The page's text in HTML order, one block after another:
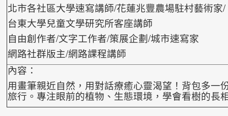
北市各社區大學速寫講師/花蓮兆豐農場駐村藝術家/
台東大學兒童文學研究所客座講師
自由創作者/文字工作者/策展企劃/城市速寫家
網路社群版主/網路課程講師
內容：
用畫筆親近自然，用對話療癒心靈渴望！背包多一
旅行。專注眼前的植物、生態環境，學會看樹的長